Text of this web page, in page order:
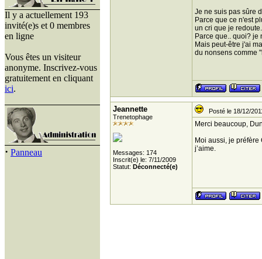
Il y a actuellement 193
invité(e)s et 0 membres
en ligne
Vous êtes un visiteur
anonyme. Inscrivez-vous
gratuitement en cliquant
ici.
· Panneau
Je ne suis pas sûre
Parce que ce n'est
un cri que je
Parce que.. quoi? je
Mais peut-être j'ai
du nonsens comme
Jeannette
Trenetophage
Messages: 174
Inscrit(e) le: 7/11/2009
Statut: Déconnecté(e)
Posté le 18/12/
Merci beaucoup,
Moi aussi, je
j’aime.